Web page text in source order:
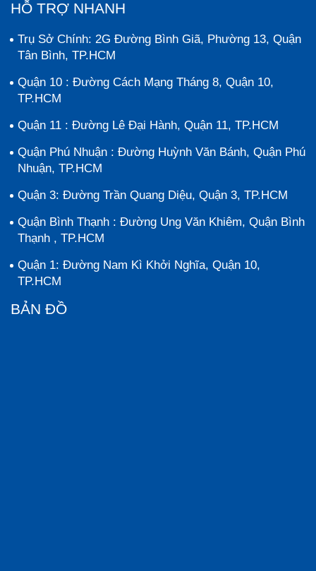
HỖ TRỢ NHANH
Trụ Sở Chính: 2G Đường Bình Giã, Phường 13, Quận
Tân Bình, TP.HCM
Quận 10 : Đường Cách Mạng Tháng 8, Quận 10,
TP.HCM
Quận 11 : Đường Lê Đại Hành, Quận 11, TP.HCM
Quận Phú Nhuận : Đường Huỳnh Văn Bánh, Quận Phú
Nhuận, TP.HCM
Quận 3: Đường Trần Quang Diệu, Quận 3, TP.HCM
Quận Bình Thạnh : Đường Ung Văn Khiêm, Quận Bình
Thạnh , TP.HCM
Quận 1: Đường Nam Kì Khởi Nghĩa, Quận 10,
TP.HCM
BẢN ĐỒ